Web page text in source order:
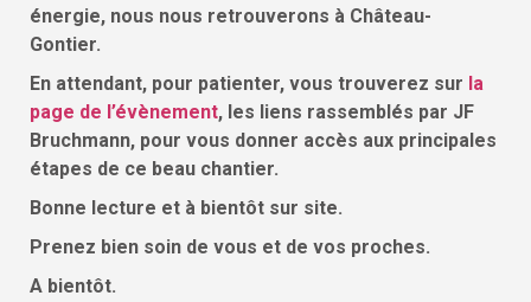
énergie, nous nous retrouverons à Château-
Gontier.
En attendant, pour patienter, vous trouverez sur la
page de l’évènement, les liens rassemblés par JF
Bruchmann, pour vous donner accès aux principales
étapes de ce beau chantier.
Bonne lecture et à bientôt sur site.
Prenez bien soin de vous et de vos proches.
A bientôt.